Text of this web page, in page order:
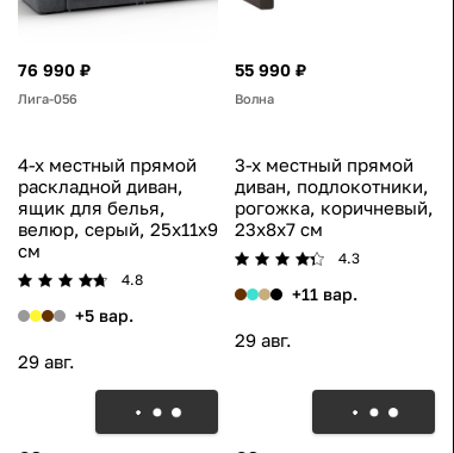
76 990 ₽
Лига-056
4-х местный прямой
раскладной диван,
ящик для белья,
велюр, серый, 25x11x9
см
4.8
+5 вар.
29 авг.
55 990 ₽
Волна
3-х местный прямой
диван, подлокотники,
рогожка, коричневый,
23x8x7 см
4.3
+11 вар.
29 авг.